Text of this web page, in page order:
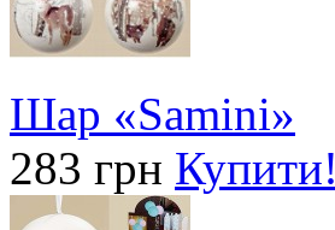
Шар «Samini»
283 грн Купити!